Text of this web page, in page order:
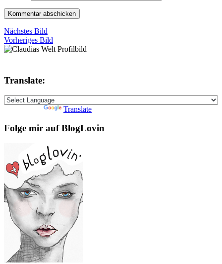
Nächstes Bild
Vorheriges Bild
Translate:
Translate
Folge mir auf BlogLovin